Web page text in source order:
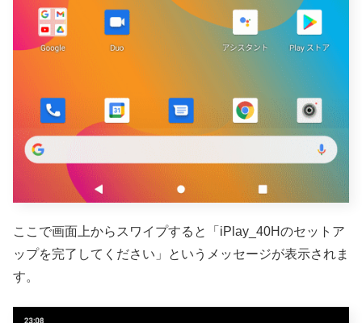
ここで画面上からスワイプすると「iPlay_40Hのセットア
ップを完了してください」というメッセージが表示されま
す。